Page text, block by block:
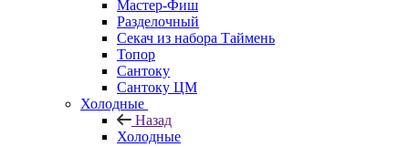
Мастер-Фиш
Разделочный
Секач из набора Таймень
Топор
Сантоку
Сантоку ЦМ
Холодные
Назад
Холодные